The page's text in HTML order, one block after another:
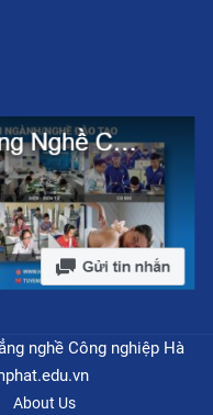
nghề Công nghiệp Hà
About Us